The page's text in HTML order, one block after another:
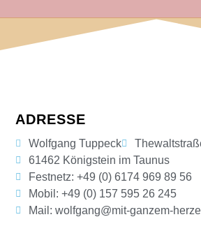
ADRESSE
Wolfgang Tuppeck
61462 Königstein im Taunus
Festnetz: +49 (0) 6174 969 89 56
Mobil: +49 (0) 157 595 26 245
Mail: wolfgang@mit-ganzem-